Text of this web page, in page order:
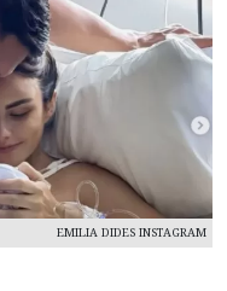
EMILIA DIDES INSTAGRAM